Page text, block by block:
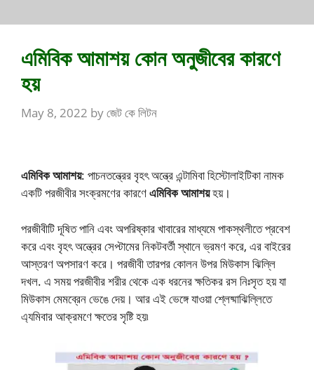
এমিবিক আমাশয় কোন অনুজীবের কারণে
হয়
May 8, 2022 byজেট কে লিটন
এমিবিক আমাশয়: পাচনতন্ত্রের বৃহৎ অন্ত্রে এন্টামিবা হিস্টোলাইটিকা নামক
একটি পরজীবীর সংক্রমণের কারণেএমিবিক আমাশয়হয়।
পরজীবীটি দূষিত পানি এবং অপরিষ্কার খাবারের মাধ্যমে পাকস্থলীতে প্রবেশ
করে এবং বৃহৎ অন্ত্রের সেপ্টামের নিকটবর্তী স্থানে ভ্রমণ করে, এর বাইরের
আস্তরণ অপসারণ করে। পরজীবী তারপর কোলন উপর মিউকাস ঝিল্লি
দখল. এ সময় পরজীবীর শরীর থেকে এক ধরনের ক্ষতিকর রস নিঃসৃত হয় যা
মিউকাস মেমব্রেন ভেঙে দেয়। আর এই ভেঙ্গে যাওয়া শ্লেষ্মাঝিল্লিতে
এ্যমিবার আক্রমণে ক্ষতের সৃষ্টি হয়৷